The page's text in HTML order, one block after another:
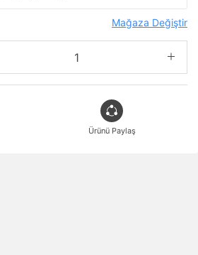
Mağaza Değiştir
Ürünü Paylaş